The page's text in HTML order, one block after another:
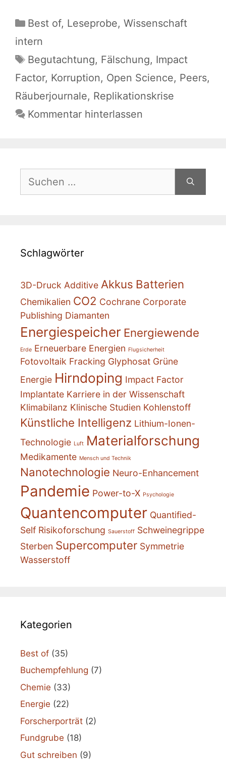
Kategorien
Best of, Leseprobe, Wissenschaft
intern
Schlagwörter
Begutachtung, Fälschung, Impact
Factor, Korruption, Open Science, Peers,
Räuberjournale, Replikationskrise
Kommentar hinterlassen
nach:
Schlagwörter
3D-Druck Additive Akkus Batterien
Chemikalien CO2 Cochrane Corporate
Publishing Diamanten
Energiespeicher Energiewende
Erde Erneuerbare Energien Flugsicherheit
Fotovoltaik Fracking Glyphosat Grüne
Energie Hirndoping Impact Factor
Implantate Karriere in der Wissenschaft
Klimabilanz Klinische Studien Kohlenstoff
Künstliche Intelligenz Lithium-Ionen-
Technologie Luft Materialforschung
Medikamente Mensch und Technik
Nanotechnologie Neuro-Enhancement
Pandemie Power-to-X Psychologie
Quantencomputer Quantified-
Self Risikoforschung Sauerstoff Schweinegrippe
Sterben Supercomputer Symmetrie
Wasserstoff
Kategorien
Best of (35)
Buchempfehlung (7)
Chemie (33)
Energie (22)
Forscherporträt (2)
Fundgrube (18)
Gut schreiben (9)